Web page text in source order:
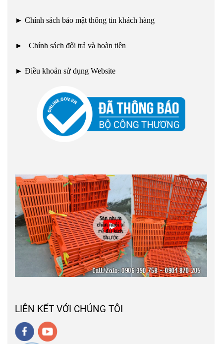
► Chính sách bảo mật thông tin khách hàng
► Chính sách đổi trả và hoàn tiền
► Điều khoản sử dụng Website
LIÊN KẾT VỚI CHÚNG TÔI